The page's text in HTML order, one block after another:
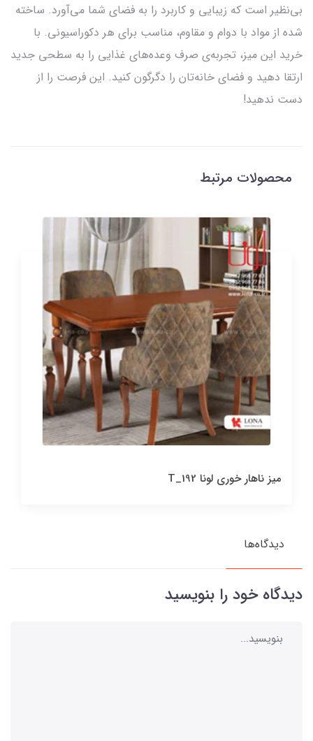
بی‌نظیر است که زیبایی و کاربرد را به فضای شما می‌آورد. ساخته
شده از مواد با دوام و مقاوم، مناسب برای هر دکوراسیونی. با
خرید این میز، تجربه‌ی صرف وعده‌های غذایی را به سطحی جدید
ارتقا دهید و فضای خانه‌تان را دگرگون کنید. این فرصت را از
دست ندهید!
محصولات مرتبط
میز ناهار خوری لونا T_192
دیدگاه‌ها
دیدگاه خود را بنویسید